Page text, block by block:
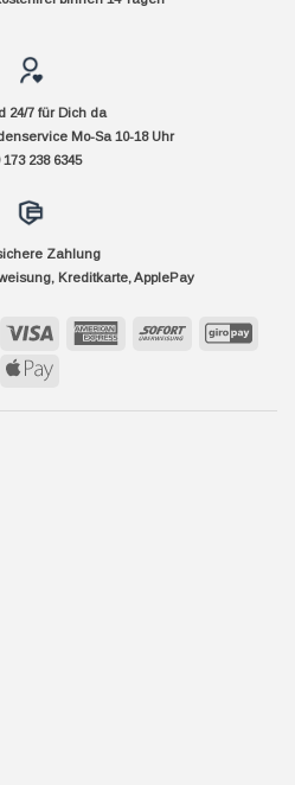
24/7 für Dich da
Mo-Sa 10-18 Uhr
173 238 6345
Zahlung
Kreditkarte, ApplePay
Visa
AmericanSofort
Apple